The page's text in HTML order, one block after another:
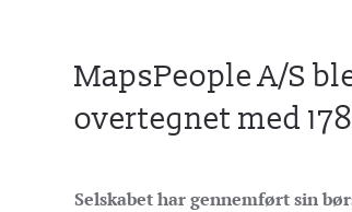
MapsPeople A/S
overtegnet med
Selskabet har gennemført sin